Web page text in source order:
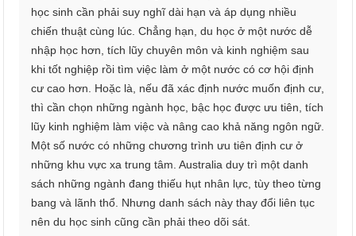
học sinh cần phải suy nghĩ dài hạn và áp dụng nhiều
chiến thuật cùng lúc. Chẳng hạn, du học ở một nước dễ
nhập học hơn, tích lũy chuyên môn và kinh nghiệm sau
khi tốt nghiệp rồi tìm việc làm ở một nước có cơ hội định
cư cao hơn. Hoặc là, nếu đã xác định nước muốn định cư,
thì cần chọn những ngành học, bậc học được ưu tiên, tích
lũy kinh nghiệm làm việc và nâng cao khả năng ngôn ngữ.
Một số nước có những chương trình ưu tiên định cư ở
những khu vực xa trung tâm. Australia duy trì một danh
sách những ngành đang thiếu hụt nhân lực, tùy theo từng
bang và lãnh thổ. Nhưng danh sách này thay đổi liên tục
nên du học sinh cũng cần phải theo dõi sát.